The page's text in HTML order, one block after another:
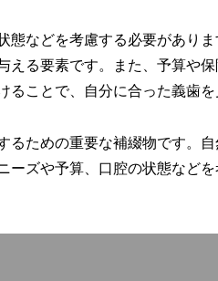
態などを考慮する必要があり
る要素です。また、予算や
ことで、自分に合った義歯を
ための重要な補綴物です。
ズや予算、口腔の状態など